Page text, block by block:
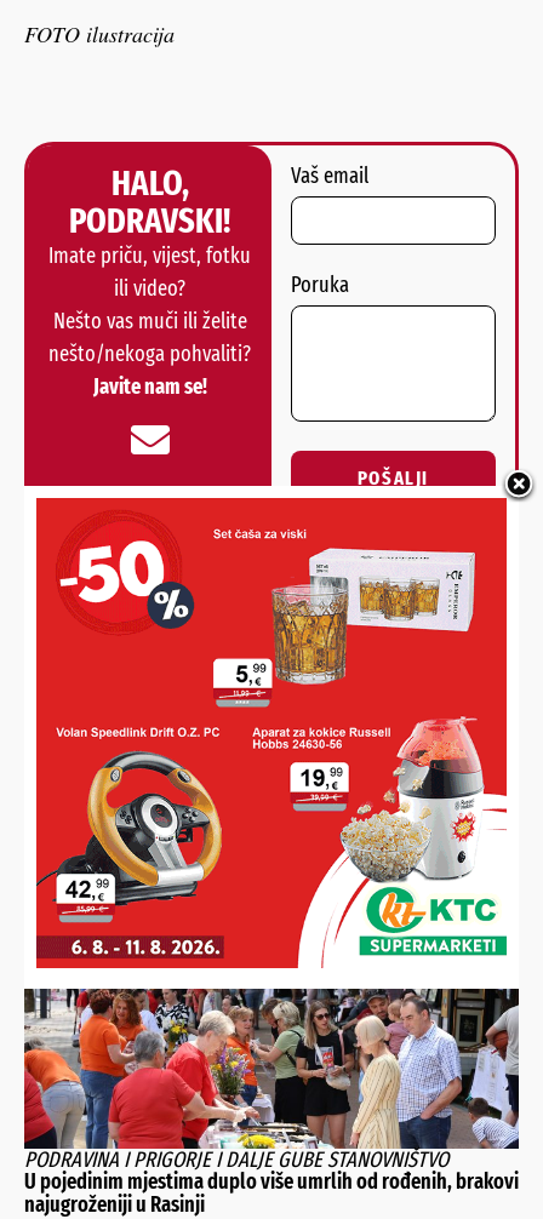
FOTO ilustracija
HALO,
PODRAVSKI!
Imate priču, vijest, fotku
ili video?
Nešto vas muči ili želite
nešto/nekoga pohvaliti?
Javite nam se!
Vaš email
Poruka
POŠALJI
Alternative:
NAJNOVIJE VIJESTI
SAVJETI DR. IVANE BARDEK
Liječnica pojasnila što točno označava SPF na kremi za
sunčanje i upozorila na jednu važnu stvar koju većina ljudi
ne zna
PODRAVINA I PRIGORJE I DALJE GUBE STANOVNIŠTVO
U pojedinim mjestima duplo više umrlih od rođenih, brakovi
najugroženiji u Rasinji